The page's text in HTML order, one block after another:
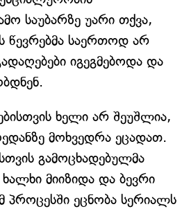
საუბარზე უარი თქვა,
წევრებმა საერთოდ არ
იგეგმებოდა და
ხელი არ შეუშლია,
მოხვედრა ეცადათ.
გამოცხადებულმა
ხალხი მიიზიდა და ბევრი
პროცესში ეცნობა სერიალს